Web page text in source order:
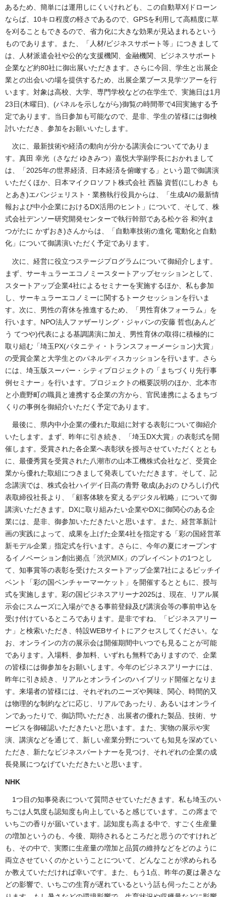
あるため、簡単には運用しにくいけれども、この自動草刈ドローン
ならば、10キロ程度の軽さであるので、GPSを利用して高精度に草
を刈ることもできるので、省力化に大きな効果が見込まれるという
ものであります。また、「人材/ビジネスサポート等」につきまして
は、人材派遣会社や公的な支援機関、金融機関、ビジネスサポート
企業など約80社に御出展いただきます。さらに今回、学生と出展企
業との出会いの場を提供するため、出展企業ブース見学ツアーを行
います。対象は高校、大学、専門学校などの在学生で、実施日は1月
23日(木曜日)、(パネルを示しながら)御覧の時間帯で4回実施する予
定であります。当日参加も可能なので、是非、学生の皆様には御検
討いただき、参加をお願いいたします。
次に、最新技術や経済の動向が分かる講演会についてでありま
す。真田 幸光（さなだ ゆきみつ）嘉悦大学副学長におかれまして
は、「2025年の世界経済、日本経済を俯瞰する」という題で御講演
いただくほか、日本マイクロソフト株式会社 西脇 資哲(にしわき も
とあき)エバンジェリスト・業務執行役員からは、「生成AIの最新情
報および中小企業におけるDX活用のヒント」について、そして、株
式会社デンソー研究開発センターで執行幹部である松ケ谷 和沖(ま
つがたに かずおき)さんからは、「自動車技術の進化 電動化と自動
化」について御講演いただく予定であります。
次に、経営に役立つステージプログラムについて御紹介します。
まず、サーキュラーエコノミースタートアップセッションとして、
スタートアップ企業4社によるセミナーを実施するほか、私も参加
し、サーキュラーエコノミーに関するトークセッションを行いま
す。次に、男性の育休を推進するため、「男性育休フォーラム」を
行います。NPO法人ファザーリング・ジャパンの安藤 哲也(あんど
う てつや)代表による基調講演に加え、男性育休の取得に積極的に
取り組む「埼玉PX(パタニティ・トランスフォーメーション)大賞」
の受賞企業と大学生とのパネルディスカッションを行います。さら
には、埼玉版スーパー・シティプロジェクトの「まちづくり先行事
例セミナー」を行います。プロジェクトの概要説明のほか、北本市
と小鹿野町の職員と連携する企業の方から、官民連携によるまちづ
くりの事例を御紹介いただく予定であります。
最後に、県内中小企業の優れた取組に対する表彰について御紹介
いたします。まず、昨年に引き続き、「埼玉DX大賞」の表彰式を開
催します。受賞された各企業へ表彰状を授与させていただくととも
に、最優秀賞を受賞された八潮市の山本工機株式会社など、受賞企
業から優れた取組につきまして発表していただきます。そして、記
念講演では、株式会社ハイデイ日高の青野 敬成(あおの ひろしげ)代
表取締役社長より、「顧客体験を変えるデジタル戦略」について御
講演いただきます。DXに取り組みたい企業やDXに御関心のある企
業には、是非、御参加いただきたいと思います。また、経営革新計
画の実践によって、成果を上げた企業4社を指定する「彩の国経営革
新モデル企業」指定式を行います。さらに、今年の夏にオープンす
るイノベーション創出拠点「渋沢MIX」のプレイベントの1つとし
て、知事賞等の表彰を受けたスタートアップ企業7社によるピッチイ
ベント「彩の国ベンチャーマーケット」を開催するとともに、授与
式を実施します。彩の国ビジネスアリーナ2025は、現在、リアル展
示会にスムーズに入場ができる事前登録及び講演会等の事前申込を
受け付けているところであります。是非ですね、「ビジネスアリー
ナ」と検索いただき、特設WEBサイトにアクセスしてください。な
お、オンラインの方の展示会は開催期間中いつでも見ることが可能
であります。入場料、参加料、いずれも無料でありますので、企業
の皆様には御参加をお願いします。今年のビジネスアリーナには、
昨年に引き続き、リアルとオンラインのハイブリッド開催となりま
す。来場者の皆様には、それぞれのニーズや興味、関心、時間的又
は物理的な制約などに応じ、リアルであったり、あるいはオンライ
ンであったりで、御訪問いただき、出展者の優れた製品、技術、サ
ービスを御確認いただきたいと思います。また、実物の展示や実
演、講演などを通じて、新しい産業分野についても知見を深めてい
ただき、新たなビジネスパートナーを見つけ、それぞれの企業の成
長発展につなげていただきたいと思います。
NHK
1つ目の知事発表について質問させていただきます。私も埼玉のい
ちごは人気度も認知度も向上していると感じています。この席まで
いちごの香りが届いています。認知度も高まる中で、すごく生産量
の増加というのも、今後、期待されるところだと思うのですけれど
も、その中で、実際に生産量の増加と品質の維持などをどのように
両立させていくのかということについて、どんなことが求められる
か教えていただければ幸いです。また、もう1点、昨年の夏は暑さな
どの影響で、いちごの生育が遅れているという話も伺ったことがあ